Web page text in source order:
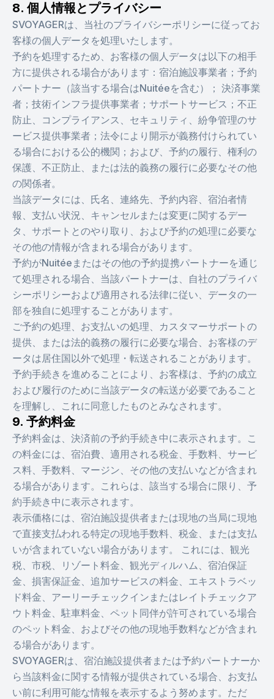
8. 個人情報とプライバシー
SVOYAGERは、当社のプライバシーポリシーに従ってお
客様の個人データを処理いたします。
予約を処理するため、お客様の個人データは以下の相手
方に提供される場合があります：宿泊施設事業者；予約
パートナー（該当する場合はNuitéeを含む）； 決済事業
者；技術インフラ提供事業者；サポートサービス；不正
防止、コンプライアンス、セキュリティ、紛争管理のサ
ービス提供事業者；法令により開示が義務付けられてい
る場合における公的機関；および、予約の履行、権利の
保護、不正防止、または法的義務の履行に必要なその他
の関係者。
当該データには、氏名、連絡先、予約内容、宿泊者情
報、支払い状況、キャンセルまたは変更に関するデー
タ、サポートとのやり取り、および予約の処理に必要な
その他の情報が含まれる場合があります。
予約がNuitéeまたはその他の予約提携パートナーを通じ
て処理される場合、当該パートナーは、自社のプライバ
シーポリシーおよび適用される法律に従い、データの一
部を独自に処理することがあります。
ご予約の処理、お支払いの処理、カスタマーサポートの
提供、または法的義務の履行に必要な場合、お客様のデ
ータは居住国以外で処理・転送されることがあります。
予約手続きを進めることにより、お客様は、予約の成立
および履行のために当該データの転送が必要であること
を理解し、これに同意したものとみなされます。
9. 予約料金
予約料金は、決済前の予約手続き中に表示されます。こ
の料金には、宿泊費、適用される税金、手数料、サービ
ス料、手数料、マージン、その他の支払いなどが含まれ
る場合があります。これらは、該当する場合に限り、予
約手続き中に表示されます。
表示価格には、宿泊施設提供者または現地の当局に現地
で直接支払われる特定の現地手数料、税金、または支払
いが含まれていない場合があります。 これには、観光
税、市税、リゾート料金、観光ディルハム、宿泊保証
金、損害保証金、追加サービスの料金、エキストラベッ
ド料金、アーリーチェックインまたはレイトチェックア
ウト料金、駐車料金、ペット同伴が許可されている場合
のペット料金、およびその他の現地手数料などが含まれ
る場合があります。
SVOYAGERは、宿泊施設提供者または予約パートナーか
ら当該料金に関する情報が提供されている場合、お支払
い前に利用可能な情報を表示するよう努めます。ただ